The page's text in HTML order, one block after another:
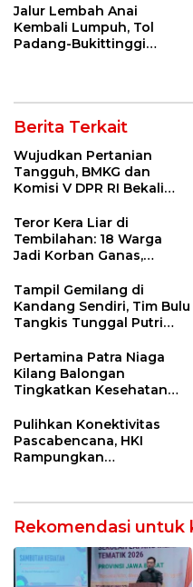
Jalur Lembah Anai
Kembali Lumpuh, Tol
Padang-Bukittinggi
Berita Terkait
Wujudkan Pertanian
Tangguh, BMKG dan
Komisi V DPR RI Bekali
Sekolah Lapang Iklim
Teror Kera Liar di
Tembilahan: 18 Warga
Jadi Korban Ganas,
12 Jahitan!
Tampil Gemilang di
Kandang Sendiri, Tim Bulu
Tangkis Tunggal Putri
Juara Porseni KKMTs
Jatibarang 2026
Pertamina Patra Niaga
Kilang Balongan
Tingkatkan Kesehatan
Pemeriksaan Kesehatan
Rutin dan Edukasi
Perawatan Gigi
Pulihkan Konektivitas
Pascabencana, HKI
Rampungkan
Rekomendasi untuk